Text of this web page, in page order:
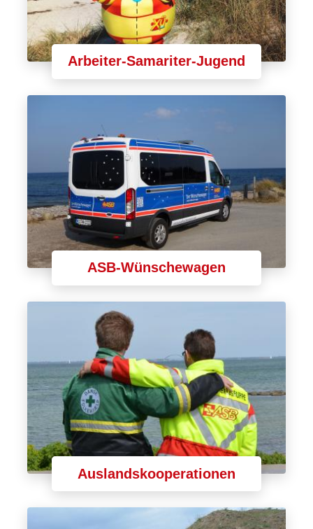
Arbeiter-Samariter-Jugend
ASB-Wünschewagen
Auslandskooperationen